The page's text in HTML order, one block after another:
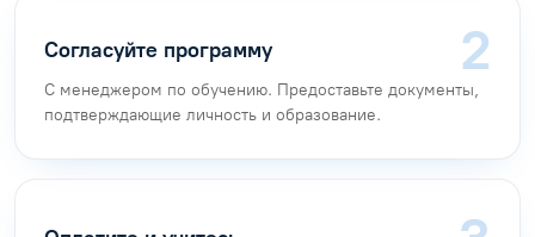
Согласуйте программу
С менеджером по обучению. Предоставьте документы,
подтверждающие личность и образование.